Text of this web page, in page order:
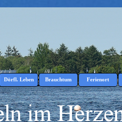
Menü
▼
Dörfl. Leben ▼
Brauchtum ▼
Ferienort